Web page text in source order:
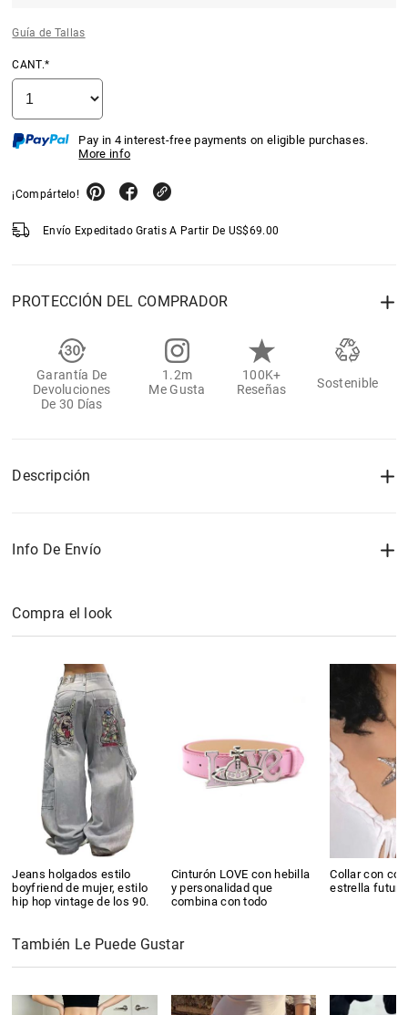
Guía de Tallas
CANT.*
Pay in 4 interest-free payments on eligible purchases.
More info
¡Compártelo!
Envío Expeditado Gratis A Partir De US$69.00
PROTECCIÓN DEL COMPRADOR
Garantía De
Devoluciones
De 30 Días
1.2m
Me Gusta
100K+
Reseñas
Sostenible
Descripción
Info De Envío
Compra el look
Jeans holgados estilo
boyfriend de mujer, estilo
hip hop vintage de los 90.
Cinturón LOVE con hebilla
y personalidad que
combina con todo
Collar con
estrella
También Le Puede Gustar